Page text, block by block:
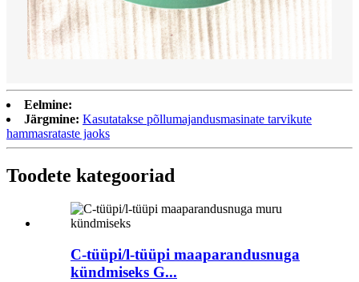
Eelmine:
Järgmine: Kasutatakse põllumajandusmasinate tarvikute
hammasrataste jaoks
Toodete kategooriad
C-tüüpi/l-tüüpi maaparandusnuga
kündmiseks G...